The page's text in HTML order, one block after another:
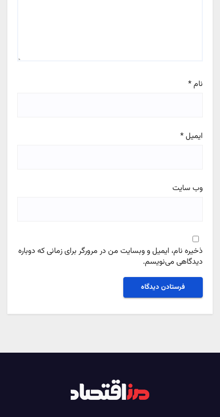
نام*
ایمیل*
وب‌ سایت
ذخیره نام، ایمیل و وبسایت من در مرورگر برای زمانی که دوباره
دیدگاهی می‌نویسم.